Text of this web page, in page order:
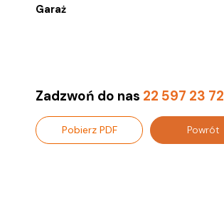
Garaż
Zadzwoń do nas 22 597 23 72
Pobierz PDF Powrót